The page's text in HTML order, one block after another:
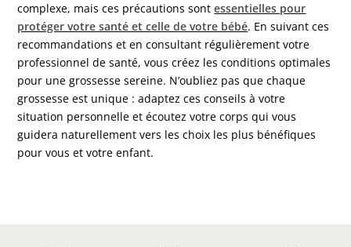
complexe, mais ces précautions sontessentielles pour
protéger votre santé et celle de votre bébé. En suivant ces
recommandations et en consultant régulièrement votre
professionnel de santé, vous créez les conditions optimales
pour une grossesse sereine. N’oubliez pas que chaque
grossesse est unique : adaptez ces conseils à votre
situation personnelle et écoutez votre corps qui vous
guidera naturellement vers les choix les plus bénéfiques
pour vous et votre enfant.